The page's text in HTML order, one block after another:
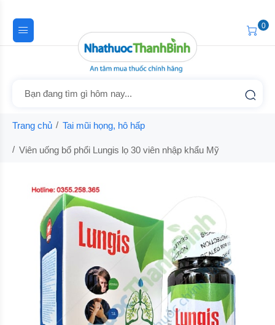
0
Trang chủ Tai mũi họng, hô hấp
Viên uống bổ phổi Lungis lọ 30 viên nhập khẩu Mỹ